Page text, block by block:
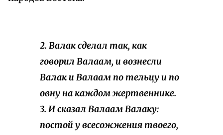
2. Валак сделал так, как
говорил Валаам, и вознесли
Валак и Валаам по тельцу и по
овну на каждом жертвеннике.
3. И сказал Валаам Валаку:
постой у всесожжения твоего,